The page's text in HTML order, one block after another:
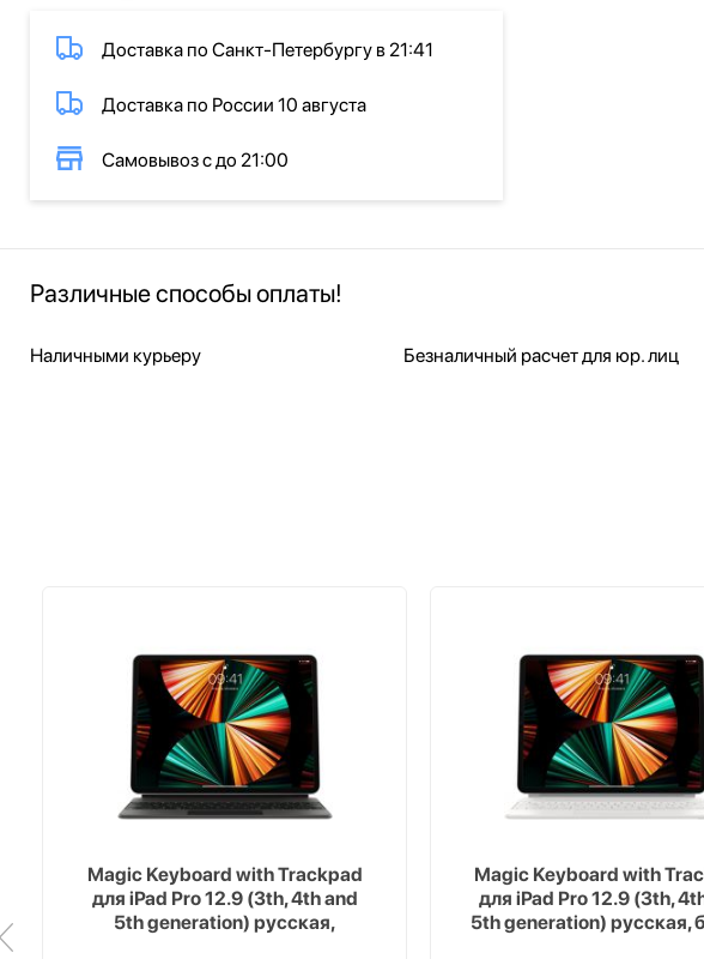
Доставка по Санкт-Петербургу в 21:41
Доставка по России 10 августа
Самовывоз с до 21:00
Различные способы оплаты!
Наличными курьеру Безналичный расчет для юр. лиц
Magic Keyboard with Trackpad
для iPad Pro 12.9 (3th, 4th and
5th generation) русская,
Magic Keyboard with
для iPad Pro 12.9 (3th,
5th generation) русская,